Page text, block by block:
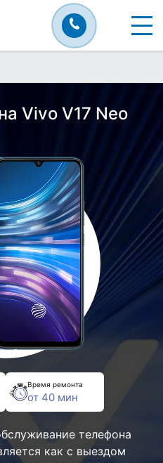
Vivo V17 Neo
Время ремонта
от 40 мин
телефона
как с выездом